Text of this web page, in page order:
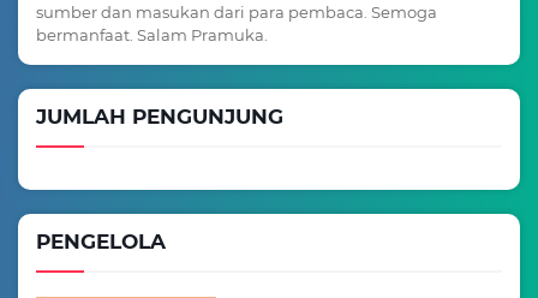
sumber dan masukan dari para pembaca. Semoga
bermanfaat. Salam Pramuka.
JUMLAH PENGUNJUNG
PENGELOLA